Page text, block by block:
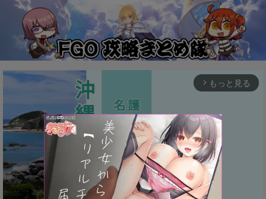
arrow_forward_ios もっと見る